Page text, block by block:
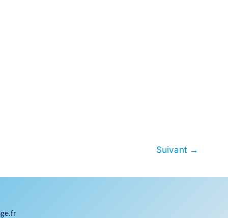
Suivant →